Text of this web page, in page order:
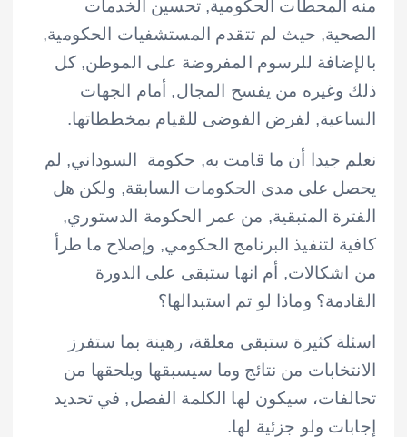
منه المحطات الحكومية, تحسين الخدمات
الصحية, حيث لم تتقدم المستشفيات الحكومية,
بالإضافة للرسوم المفروضة على الموطن, كل
ذلك وغيره من يفسح المجال, أمام الجهات
الساعية, لفرض الفوضى للقيام بمخططاتها.
نعلم جيدا أن ما قامت به, حكومة السوداني, لم
يحصل على مدى الحكومات السابقة, ولكن هل
الفترة المتبقية, من عمر الحكومة الدستوري,
كافية لتنفيذ البرنامج الحكومي, وإصلاح ما طرأ
من اشكالات, أم انها ستبقى على الدورة
القادمة؟ وماذا لو تم استبدالها؟
اسئلة كثيرة ستبقى معلقة، رهينة بما ستفرز
الانتخابات من نتائج وما سيسبقها ويلحقها من
تحالفات، سيكون لها الكلمة الفصل, في تحديد
إجابات ولو جزئية لها.